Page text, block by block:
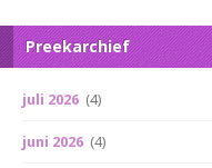
Preekarchief
juli 2026 (4)
juni 2026 (4)